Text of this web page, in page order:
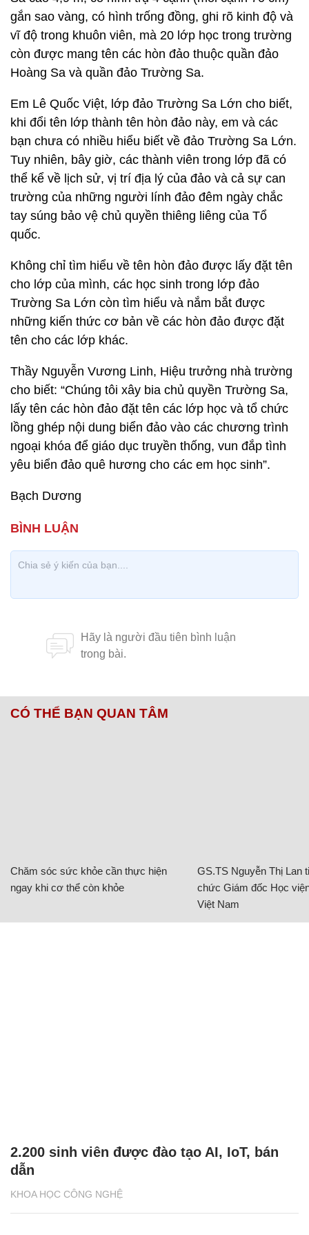
gắn sao vàng, có hình trống đồng, ghi rõ kinh độ và
vĩ độ trong khuôn viên, mà 20 lớp học trong trường
còn được mang tên các hòn đảo thuộc quần đảo
Hoàng Sa và quần đảo Trường Sa.
Em Lê Quốc Việt, lớp đảo Trường Sa Lớn cho biết,
khi đổi tên lớp thành tên hòn đảo này, em và các
bạn chưa có nhiều hiểu biết về đảo Trường Sa Lớn.
Tuy nhiên, bây giờ, các thành viên trong lớp đã có
thể kể về lịch sử, vị trí địa lý của đảo và cả sự can
trường của những người lính đảo đêm ngày chắc
tay súng bảo vệ chủ quyền thiêng liêng của Tổ
quốc.
Không chỉ tìm hiểu về tên hòn đảo được lấy đặt tên
cho lớp của mình, các học sinh trong lớp đảo
Trường Sa Lớn còn tìm hiểu và nắm bắt được
những kiến thức cơ bản về các hòn đảo được đặt
tên cho các lớp khác.
Thầy Nguyễn Vương Linh, Hiệu trưởng nhà trường
cho biết: “Chúng tôi xây bia chủ quyền Trường Sa,
lấy tên các hòn đảo đặt tên các lớp học và tổ chức
lồng ghép nội dung biển đảo vào các chương trình
ngoại khóa để giáo dục truyền thống, vun đắp tình
yêu biển đảo quê hương cho các em học sinh”.
Bạch Dương
CÓ THỂ BẠN QUAN TÂM
Chăm sóc sức khỏe cần thực hiện
ngay khi cơ thể còn khỏe
GS.TS Nguyễn Thị Lan
chức Giám đốc Học
Việt Nam
KHOA HỌC CÔNG NGHỆ
2.200 sinh viên được đào tạo AI, IoT, bán
dẫn